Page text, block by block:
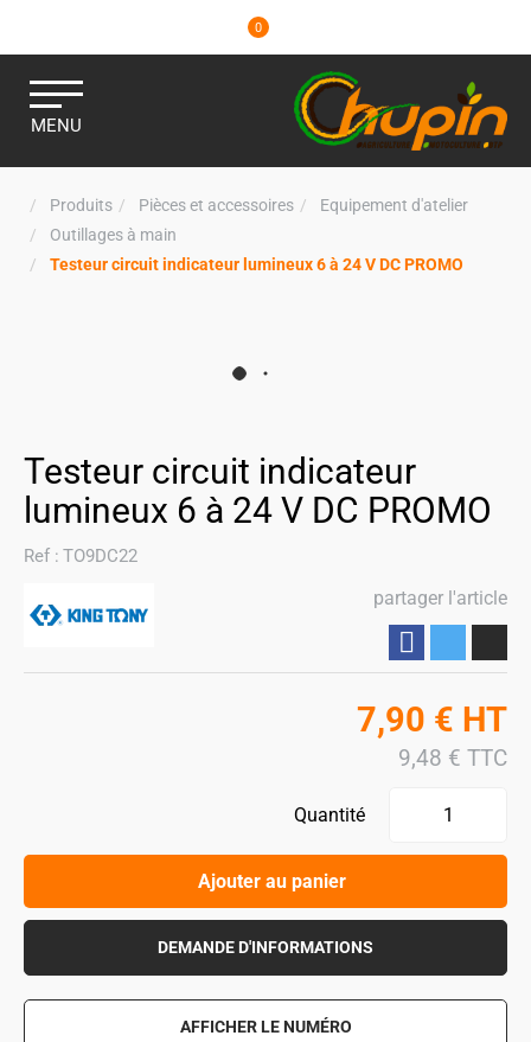
0
MENU
Produits Pièces et accessoires
Equipement d'atelier
Outillages à main
Testeur circuit indicateur lumineux 6 à 24 V DC PROMO
Testeur circuit indicateur
lumineux 6 à 24 V DC PROMO
Ref : TO9DC22
partager l'article
7,90 € HT
9,48 € TTC
Quantité
Ajouter au panier
DEMANDE D'INFORMATIONS
AFFICHER LE NUMÉRO